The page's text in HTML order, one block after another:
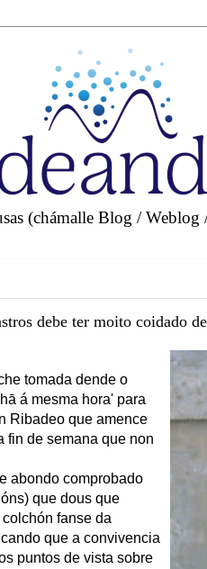
(chámalle Blog /
debe ter moito coidado
tomada dende o
á mesma hora' para
Ribadeo que amence
fin de semana que non
abondo comprobado
que dous que
fanse da
que a convivencia
puntos de vista sobre